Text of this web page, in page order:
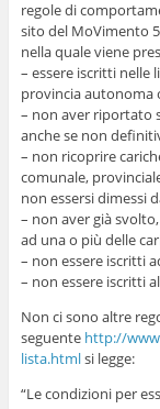
regole di
sito del MoVimento
nella quale viene
– essere iscritti nelle
provincia autonoma
– non aver riportato
anche se non
– non ricoprire
comunale,
non essersi dimessi
– non aver già
ad una o più delle
– non essere iscritti
– non essere iscritti
Non ci sono altre
seguente http://
lista.htmlsi legge:
“Le condizioni per